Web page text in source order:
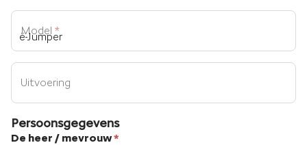
Model *
Uitvoering
Persoonsgegevens
De heer / mevrouw*